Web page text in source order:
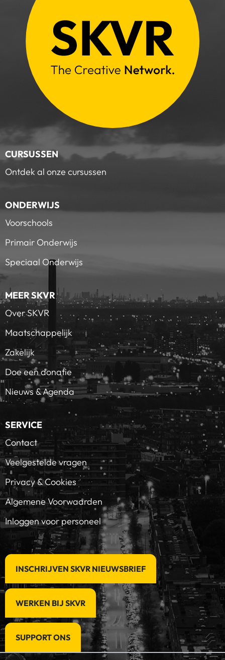
CURSUSSEN
Ontdek al onze cursussen
ONDERWIJS
Voorschools
Primair Onderwijs
Speciaal Onderwijs
MEER SKVR
Over SKVR
Maatschappelijk
Zakelijk
Doe een donatie
Nieuws & Agenda
SERVICE
Contact
Veelgestelde vragen
Privacy & Cookies
Algemene Voorwaarden
Inloggen voor personeel
INSCHRIJVEN SKVR NIEUWSBRIEF
WERKEN BIJ SKVR
SUPPORT ONS